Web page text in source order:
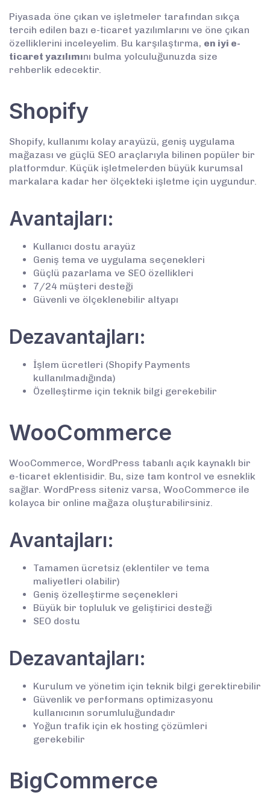
Piyasada öne çıkan ve işletmeler tarafından sıkça
tercih edilen bazı e-ticaret yazılımlarını ve öne çıkan
özelliklerini inceleyelim. Bu karşılaştırma, en iyi e-
ticaret yazılımını bulma yolculuğunuzda size
rehberlik edecektir.
Shopify
Shopify, kullanımı kolay arayüzü, geniş uygulama
mağazası ve güçlü SEO araçlarıyla bilinen popüler bir
platformdur. Küçük işletmelerden büyük kurumsal
markalara kadar her ölçekteki işletme için uygundur.
Avantajları:
Kullanıcı dostu arayüz
Geniş tema ve uygulama seçenekleri
Güçlü pazarlama ve SEO özellikleri
7/24 müşteri desteği
Güvenli ve ölçeklenebilir altyapı
Dezavantajları:
İşlem ücretleri (Shopify Payments
kullanılmadığında)
Özelleştirme için teknik bilgi gerekebilir
WooCommerce
WooCommerce, WordPress tabanlı açık kaynaklı bir
e-ticaret eklentisidir. Bu, size tam kontrol ve esneklik
sağlar. WordPress siteniz varsa, WooCommerce ile
kolayca bir online mağaza oluşturabilirsiniz.
Avantajları:
Tamamen ücretsiz (eklentiler ve tema
maliyetleri olabilir)
Geniş özelleştirme seçenekleri
Büyük bir topluluk ve geliştirici desteği
SEO dostu
Dezavantajları:
Kurulum ve yönetim için teknik bilgi gerektirebilir
Güvenlik ve performans optimizasyonu
kullanıcının sorumluluğundadır
Yoğun trafik için ek hosting çözümleri
gerekebilir
BigCommerce